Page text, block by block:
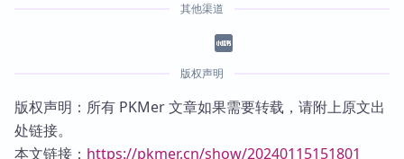
其他渠道
版权声明
版权声明：所有 PKMer 文章如果需要转载，请附上原文出
处链接。
本文链接： https://pkmer.cn/show/20240115151801